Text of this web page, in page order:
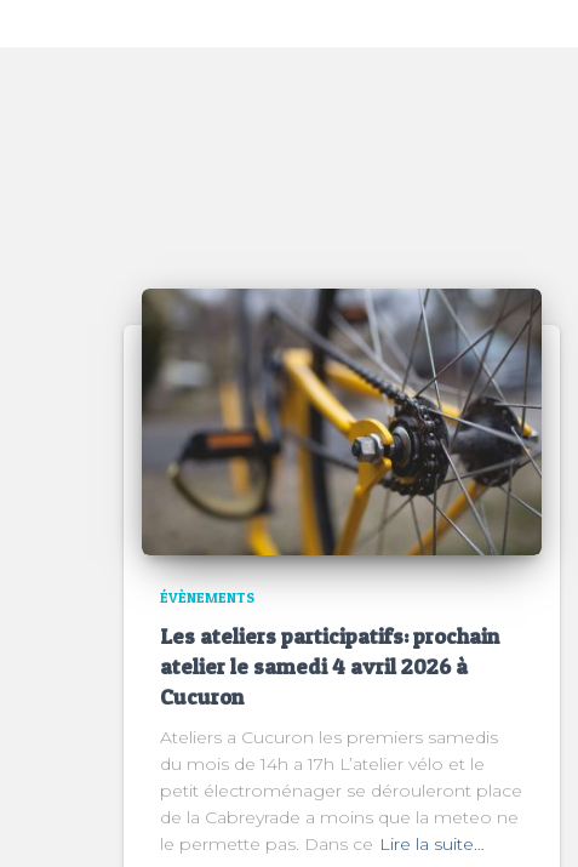
ÉVÈNEMENTS
Les ateliers participatifs: prochain
atelier le samedi 4 avril 2026 à
Cucuron
Ateliers a Cucuron les premiers samedis
du mois de 14h a 17h L’atelier vélo et le
petit électroménager se dérouleront place
de la Cabreyrade a moins que la meteo ne
le permette pas. Dans ce Lire la suite…